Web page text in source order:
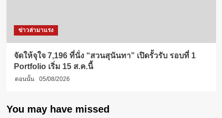
ข่าวล่ามาแรง
จัดให้จุใจ 7,196 ที่นั่ง “สวนสุนันทา” เปิดรั้วรับ รอบที่ 1
Portfolio เริ่ม 15 ส.ค.นี้
ตอนนั้น 05/08/2026
You may have missed